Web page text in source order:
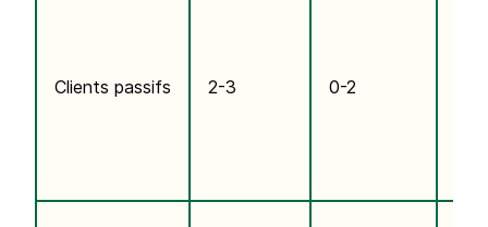
Clients passifs 2-3 0-2